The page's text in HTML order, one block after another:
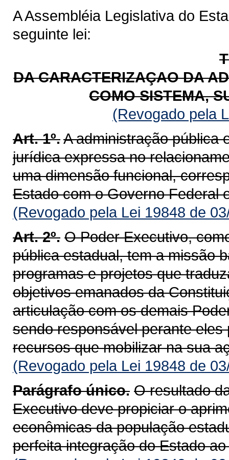
A Assembléia Legislativa do
seguinte lei:
DA CARACTERIZAÇAO DA
COMO SISTEMA,
(Revogado pela
Art. 1º.A administração pública
jurídica expressa no
uma dimensão funcional,
Estado com o Governo Federal
(Revogado pela Lei 19848 de
Art. 2º. O Poder Executivo,
pública estadual, tem a missão
programas e projetos que
objetivos emanados da
articulação com os demais
sendo responsável perante
recur­sos que mobilizar na sua
(Revogado pela Lei 19848 de
Parágrafo único. O resultado
Executivo deve propiciar o
econômicas da população
perfeita integração do Estado